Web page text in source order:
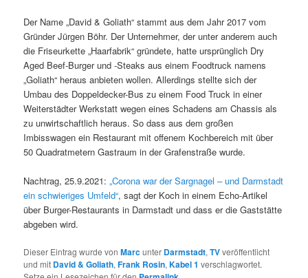
Der Name „David & Goliath“ stammt aus dem Jahr 2017 vom
Gründer Jürgen Böhr. Der Unternehmer, der unter anderem auch
die Friseurkette „Haarfabrik“ gründete, hatte ursprünglich Dry
Aged Beef-Burger und -Steaks aus einem Foodtruck namens
„Goliath“ heraus anbieten wollen. Allerdings stellte sich der
Umbau des Doppeldecker-Bus zu einem Food Truck in einer
Weiterstädter Werkstatt wegen eines Schadens am Chassis als
zu unwirtschaftlich heraus. So dass aus dem großen
Imbisswagen ein Restaurant mit offenem Kochbereich mit über
50 Quadratmetern Gastraum in der Grafenstraße wurde.
Nachtrag, 25.9.2021:„Corona war der Sargnagel – und Darmstadt
ein schwieriges Umfeld“, sagt der Koch in einem Echo-Artikel
über Burger-Restaurants in Darmstadt und dass er die Gaststätte
abgeben wird.
Dieser Eintrag wurde vonMarcunter Darmstadt,TVveröffentlicht
und mit David & Goliath,Frank Rosin,Kabel 1 verschlagwortet.